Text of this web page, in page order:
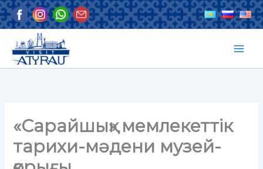
Skip
to
«Сарайшық» мемлекеттік
тарихи-мәдени музей-